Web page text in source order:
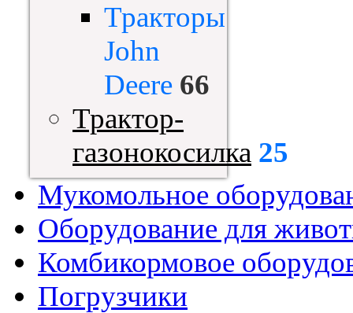
Тракторы
John
Deere 66
Трактор-
газонокосилка 25
Мукомольное
Оборудование для
Комбикормовое
Погрузчики